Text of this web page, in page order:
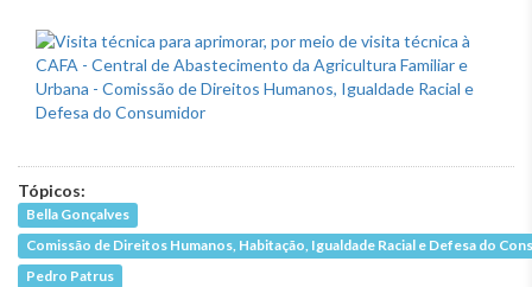
Tópicos:
Bella Gonçalves
Comissão de Direitos Humanos, Habitação, Igualdade Racial e Defesa do
Pedro Patrus